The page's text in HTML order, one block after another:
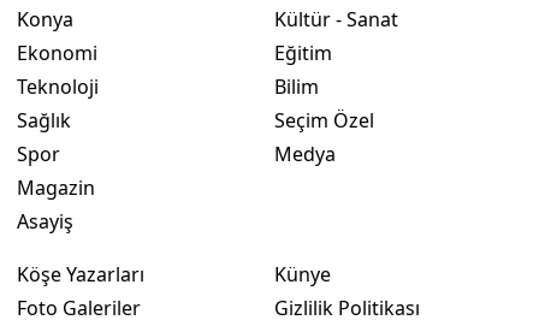
Konya
Ekonomi
Teknoloji
Sağlık
Spor
Magazin
Asayiş
Kültür - Sanat
Eğitim
Bilim
Seçim Özel
Medya
Köşe Yazarları
Foto Galeriler
Künye
Gizlilik Politikası